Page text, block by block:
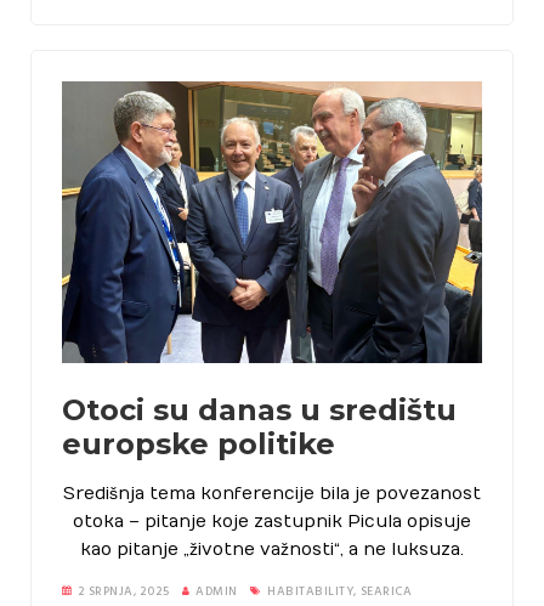
Otoci su danas u središtu
europske politike
Središnja tema konferencije bila je povezanost
otoka – pitanje koje zastupnik Picula opisuje
kao pitanje „životne važnosti“, a ne luksuza.
2 SRPNJA, 2025 ADMIN HABITABILITY, SEARICA